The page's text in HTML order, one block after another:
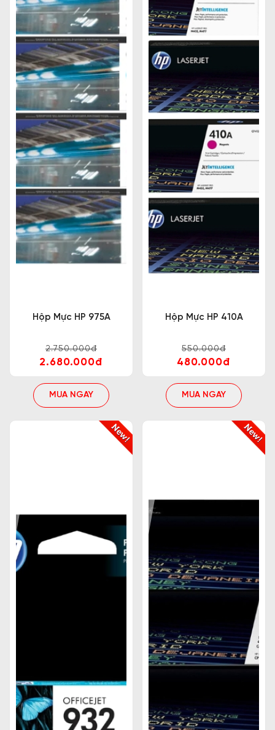
Hộp Mực HP 975A
2.750.000đ
2.680.000đ
MUA NGAY
Hộp Mực HP 410A
550.000đ
480.000đ
MUA NGAY